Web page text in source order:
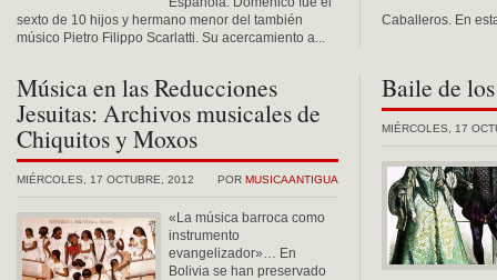
sexto de 10 hijos y hermano menor del también
músico Pietro Filippo Scarlatti. Su acercamiento a...
Caballeros. En
Música en las Reducciones
Jesuitas: Archivos musicales de
Chiquitos y Moxos
POR MUSICAANTIGUA
MIÉRCOLES, 17 OCTUBRE, 2012
«La música barroca como
instrumento
evangelizador»… En
Bolivia se han preservado
Baile de
MIÉRCOLES, 17